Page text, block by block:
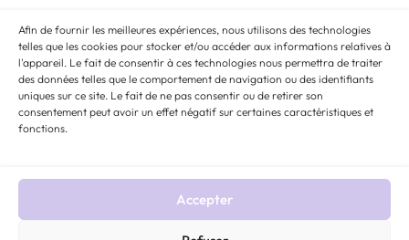
Afin de fournir les meilleures expériences, nous utilisons des technologies
telles que les cookies pour stocker et/ou accéder aux informations relatives à
l'appareil. Le fait de consentir à ces technologies nous permettra de traiter
des données telles que le comportement de navigation ou des identifiants
uniques sur ce site. Le fait de ne pas consentir ou de retirer son
consentement peut avoir un effet négatif sur certaines caractéristiques et
fonctions.
Accepter
provienne d’un feu interne ne pouvant être éteint. En Asie, le rubis
évoque souvent la protection et était porté par les guerriers et les
souverains dans ce but. Chez les Chrétiens, elle représente le sang du
christ et ornait les bagues de cardinaux. Pierre de naissance de
Juillet, cette pierre d’un rouge intense symbolise également l’amour
BAGUES ANCIENNES ET VINTAGE
TITRES
PIERRE :RUBIS ÉPOQUE :VINTAGE MARIAGE :BAGUE DE